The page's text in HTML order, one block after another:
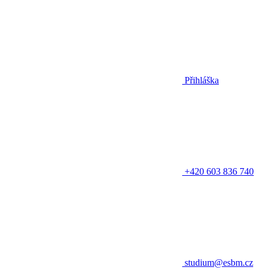
Přihláška
+420 603 836 740
studium@esbm.cz